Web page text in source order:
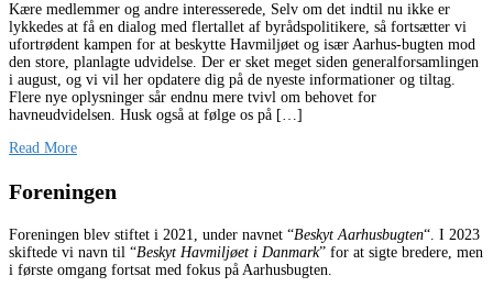
Kære medlemmer og andre interesserede, Selv om det indtil nu ikke er
lykkedes at få en dialog med flertallet af byrådspolitikere, så fortsætter vi
ufortrødent kampen for at beskytte Havmiljøet og især Aarhus-bugten mod
den store, planlagte udvidelse. Der er sket meget siden generalforsamlingen
i august, og vi vil her opdatere dig på de nyeste informationer og tiltag.
Flere nye oplysninger sår endnu mere tvivl om behovet for
havneudvidelsen. Husk også at følge os på […]
Read More
Foreningen
Foreningen blev stiftet i 2021, under navnet “Beskyt Aarhusbugten“. I 2023
skiftede vi navn til “Beskyt Havmiljøet i Danmark” for at sigte bredere, men
i første omgang fortsat med fokus på Aarhusbugten.